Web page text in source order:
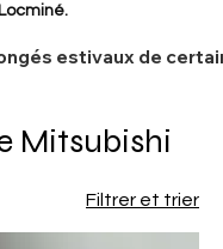
Locminé.
estivaux de
Mitsubishi
Filtrer et trier